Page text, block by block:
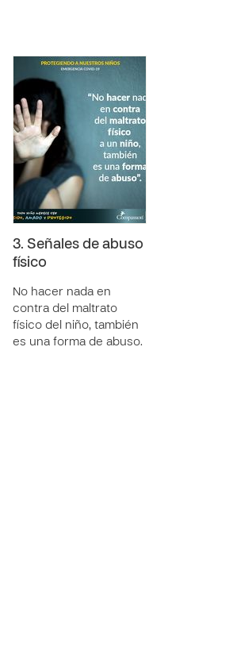
3. Señales de abuso
físico
No hacer nada en
contra del maltrato
físico del niño, también
es una forma de abuso.